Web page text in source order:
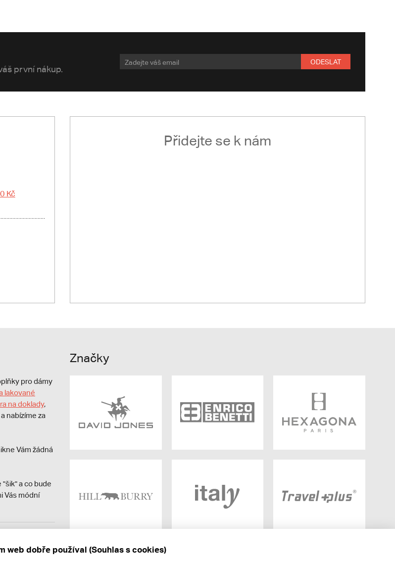
první nákup.
ODESLAT
Kč
Přidejte se k nám
pro dámy
lakované
na doklady,
nabízíme za
Vám žádná
a co bude
Vás módní
Značky
web dobře používal (Souhlas s cookies)